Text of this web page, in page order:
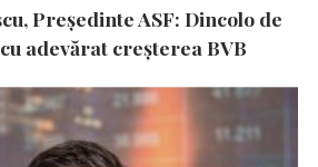
Președinte ASF: Dincolo de
adevărat creșterea BVB